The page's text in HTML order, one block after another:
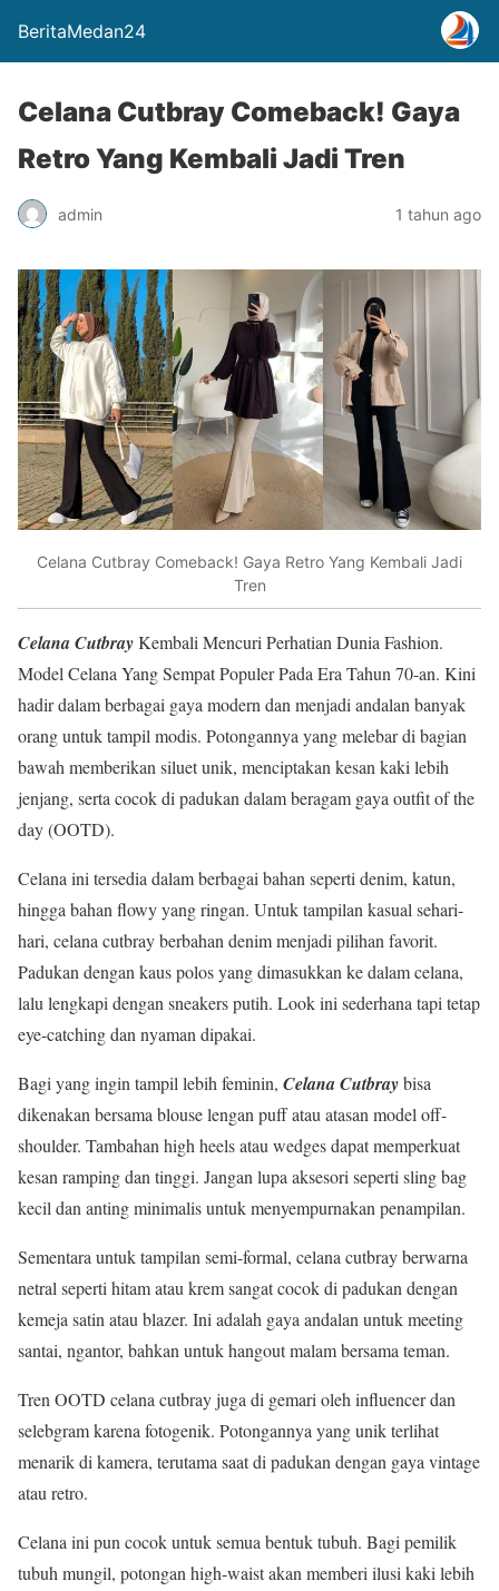
BeritaMedan24
Celana Cutbray Comeback! Gaya
Retro Yang Kembali Jadi Tren
admin 1 tahun ago
Celana Cutbray Comeback! Gaya Retro Yang Kembali Jadi
Tren
Celana CutbrayKembali Mencuri Perhatian Dunia Fashion.
Model Celana Yang Sempat Populer Pada Era Tahun 70-an. Kini
hadir dalam berbagai gaya modern dan menjadi andalan banyak
orang untuk tampil modis. Potongannya yang melebar di bagian
bawah memberikan siluet unik, menciptakan kesan kaki lebih
jenjang, serta cocok di padukan dalam beragam gaya outfit of the
day (OOTD).
Celana ini tersedia dalam berbagai bahan seperti denim, katun,
hingga bahan flowy yang ringan. Untuk tampilan kasual sehari-
hari, celana cutbray berbahan denim menjadi pilihan favorit.
Padukan dengan kaus polos yang dimasukkan ke dalam celana,
lalu lengkapi dengan sneakers putih. Look ini sederhana tapi tetap
eye-catching dan nyaman dipakai.
Bagi yang ingin tampil lebih feminin, Celana Cutbraybisa
dikenakan bersama blouse lengan puff atau atasan model off-
shoulder. Tambahan high heels atau wedges dapat memperkuat
kesan ramping dan tinggi. Jangan lupa aksesori seperti sling bag
kecil dan anting minimalis untuk menyempurnakan penampilan.
Sementara untuk tampilan semi-formal, celana cutbray berwarna
netral seperti hitam atau krem sangat cocok di padukan dengan
kemeja satin atau blazer. Ini adalah gaya andalan untuk meeting
santai, ngantor, bahkan untuk hangout malam bersama teman.
Tren OOTD celana cutbray juga di gemari oleh influencer dan
selebgram karena fotogenik. Potongannya yang unik terlihat
menarik di kamera, terutama saat di padukan dengan gaya vintage
atau retro.
Celana ini pun cocok untuk semua bentuk tubuh. Bagi pemilik
tubuh mungil, potongan high-waist akan memberi ilusi kaki lebih